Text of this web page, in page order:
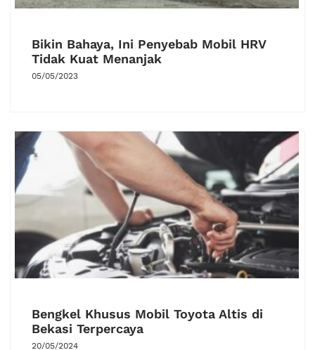
Bikin Bahaya, Ini Penyebab Mobil HRV
Tidak Kuat Menanjak
05/05/2023
Bengkel Khusus Mobil Toyota Altis di
Bekasi Terpercaya
20/05/2024